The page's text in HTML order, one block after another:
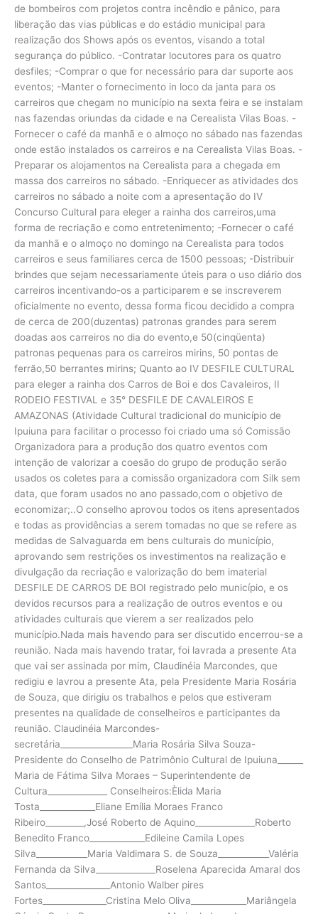
de bombeiros com projetos contra incêndio e pânico, para
liberação das vias públicas e do estádio municipal para
realização dos Shows após os eventos, visando a total
segurança do público. -Contratar locutores para os quatro
desfiles; -Comprar o que for necessário para dar suporte aos
eventos; -Manter o fornecimento in loco da janta para os
carreiros que chegam no município na sexta feira e se instalam
nas fazendas oriundas da cidade e na Cerealista Vilas Boas. -
Fornecer o café da manhã e o almoço no sábado nas fazendas
onde estão instalados os carreiros e na Cerealista Vilas Boas. -
Preparar os alojamentos na Cerealista para a chegada em
massa dos carreiros no sábado. -Enriquecer as atividades dos
carreiros no sábado a noite com a apresentação do IV
Concurso Cultural para eleger a rainha dos carreiros,uma
forma de recriação e como entretenimento; -Fornecer o café
da manhã e o almoço no domingo na Cerealista para todos
carreiros e seus familiares cerca de 1500 pessoas; -Distribuir
brindes que sejam necessariamente úteis para o uso diário dos
carreiros incentivando-os a participarem e se inscreverem
oficialmente no evento, dessa forma ficou decidido a compra
de cerca de 200(duzentas) patronas grandes para serem
doadas aos carreiros no dia do evento,e 50(cinqüenta)
patronas pequenas para os carreiros mirins, 50 pontas de
ferrão,50 berrantes mirins; Quanto ao IV DESFILE CULTURAL
para eleger a rainha dos Carros de Boi e dos Cavaleiros, II
RODEIO FESTIVAL e 35° DESFILE DE CAVALEIROS E
AMAZONAS (Atividade Cultural tradicional do município de
Ipuiuna para facilitar o processo foi criado uma só Comissão
Organizadora para a produção dos quatro eventos com
intenção de valorizar a coesão do grupo de produção serão
usados os coletes para a comissão organizadora com Silk sem
data, que foram usados no ano passado,com o objetivo de
economizar;..O conselho aprovou todos os itens apresentados
e todas as providências a serem tomadas no que se refere as
medidas de Salvaguarda em bens culturais do município,
aprovando sem restrições os investimentos na realização e
divulgação da recriação e valorização do bem imaterial
DESFILE DE CARROS DE BOI registrado pelo município, e os
devidos recursos para a realização de outros eventos e ou
atividades culturais que vierem a ser realizados pelo
município.Nada mais havendo para ser discutido encerrou-se a
reunião. Nada mais havendo tratar, foi lavrada a presente Ata
que vai ser assinada por mim, Claudinéia Marcondes, que
redigiu e lavrou a presente Ata, pela Presidente Maria Rosária
de Souza, que dirigiu os trabalhos e pelos que estiveram
presentes na qualidade de conselheiros e participantes da
reunião. Claudinéia Marcondes-
secretária_________________Maria Rosária Silva Souza-
Presidente do Conselho de Patrimônio Cultural de Ipuiuna______
Maria de Fátima Silva Moraes – Superintendente de
Cultura______________ Conselheiros:Èlida Maria
Tosta_____________Eliane Emília Moraes Franco
Ribeiro_________,José Roberto de Aquino______________Roberto
Benedito Franco_____________Edileine Camila Lopes
Silva____________Maria Valdimara S. de Souza____________Valéria
Fernanda da Silva______________Roselena Aparecida Amaral dos
Santos_______________Antonio Walber pires
Fortes_______________Cristina Melo Oliva_____________Mariângela